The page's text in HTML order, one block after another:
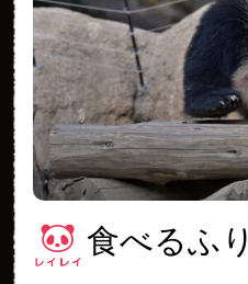
食べるふり